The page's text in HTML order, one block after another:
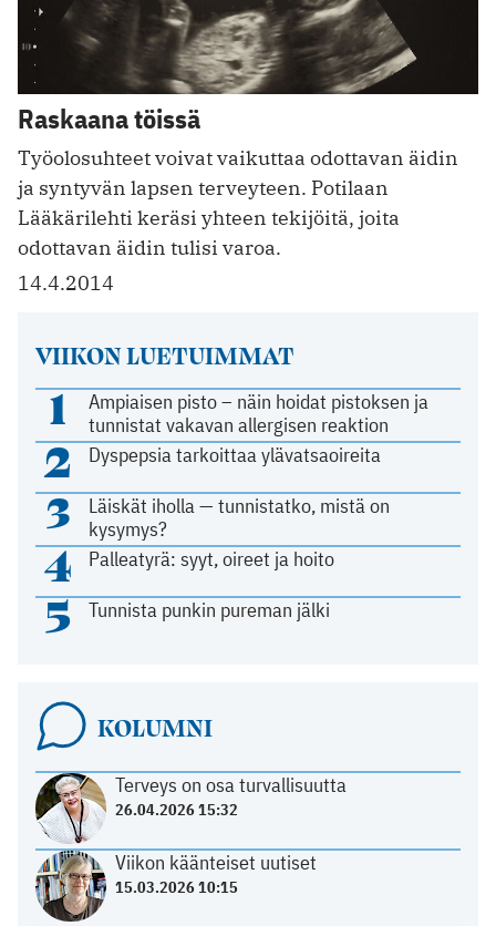
Raskaana töissä
Työolosuhteet voivat vaikuttaa odottavan äidin
ja syntyvän lapsen terveyteen. Potilaan
Lääkärilehti keräsi yhteen tekijöitä, joita
odottavan äidin tulisi varoa.
14.4.2014
VIIKON LUETUIMMAT
1
Ampiaisen pisto – näin hoidat pistoksen ja
tunnistat vakavan allergisen reaktion
2 Dyspepsia tarkoittaa ylävatsaoireita
3
Läiskät iholla — tunnistatko, mistä on
kysymys?
4 Palleatyrä: syyt, oireet ja hoito
5 Tunnista punkin pureman jälki
KOLUMNI
Terveys on osa turvallisuutta
26.04.2026 15:32
Viikon käänteiset uutiset
15.03.2026 10:15